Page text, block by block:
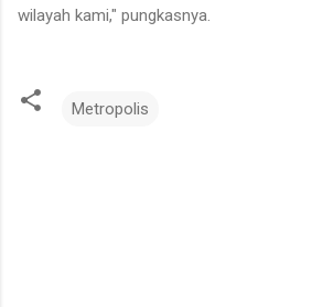
wilayah kami," pungkasnya.
Metropolis